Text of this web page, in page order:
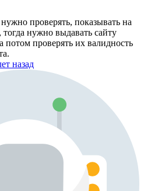
проверять, показывать на
тогда нужно выдавать сайту
потом проверять их валидность
назад